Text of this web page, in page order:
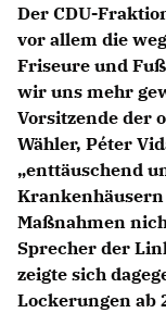
Der CDU-
vor allem die
Friseure und
wir uns mehr
Vorsitzende der
Wähler, Péter
enttäuschend
Maßnahmen
Sprecher der
zeigte sich
Lockerungen ab